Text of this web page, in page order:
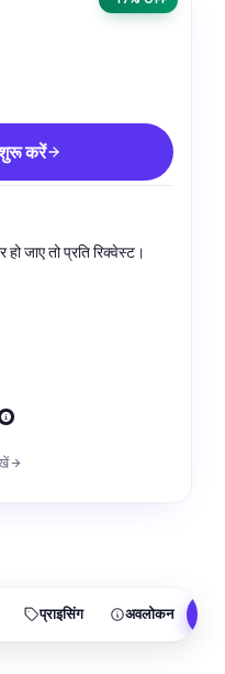
शुरू करें
जाए तो प्रति रिक्वेस्ट।
प्राइसिंग अवलोकन